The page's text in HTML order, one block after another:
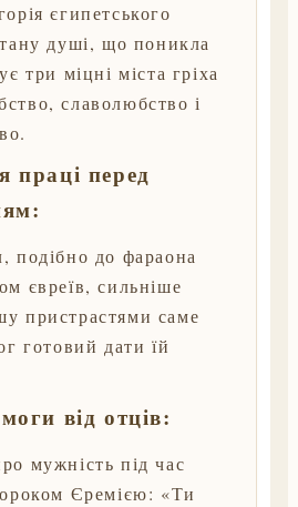
єгипетського
душі, що поникла
три міцні міста гріха
славолюбство і
праці перед
подібно до фараона
євреїв, сильніше
пристрастями саме
готовий дати їй
від отців:
мужність під час
Єремією: «Ти